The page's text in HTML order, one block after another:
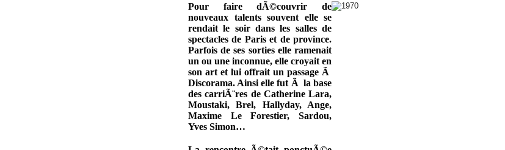
Pour faire dÃ©couvrir de
nouveaux talents souvent elle se
rendait le soir dans les salles de
spectacles de Paris et de province.
Parfois de ses sorties elle ramenait
un ou une inconnue, elle croyait en
son art et lui offrait un passage Ã
Discorama. Ainsi elle fut Ã la base
des carriÃ¨res de Catherine Lara,
Moustaki, Brel, Hallyday, Ange,
Maxime Le Forestier, Sardou,
Yves Simon…